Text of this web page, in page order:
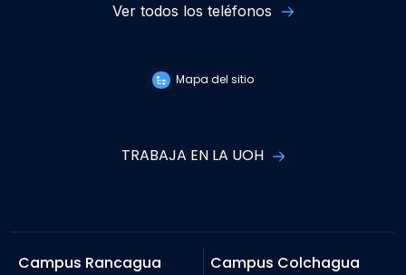
Ver todos los teléfonos
Mapa del sitio
TRABAJA EN LA UOH
Campus Rancagua
Campus Colchagua